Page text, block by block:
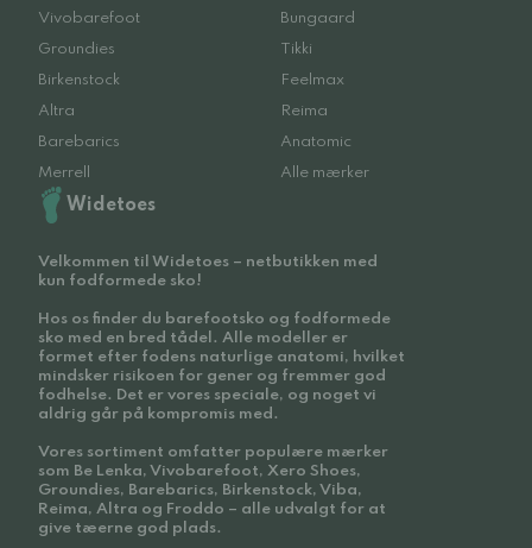
Vivobarefoot
Bungaard
Groundies
Tikki
Birkenstock
Feelmax
Altra
Reima
Barebarics
Anatomic
Merrell
Alle mærker
Widetoes
Velkommen til Widetoes – netbutikken med
kun fodformede sko!
Hos os finder du barefootsko og fodformede
sko med en bred tådel. Alle modeller er
formet efter fodens naturlige anatomi, hvilket
mindsker risikoen for gener og fremmer god
fodhelse. Det er vores speciale, og noget vi
aldrig går på kompromis med.
Vores sortiment omfatter populære mærker
som Be Lenka, Vivobarefoot, Xero Shoes,
Groundies, Barebarics, Birkenstock, Viba,
Reima, Altra og Froddo – alle udvalgt for at
give tæerne god plads.